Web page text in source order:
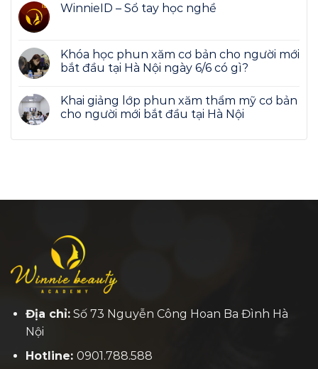
WinnieID – Sổ tay học nghề
Khóa học phun xăm cơ bản cho người mới
bắt đầu tại Hà Nội ngày 6/6 có gì?
Khai giảng lớp phun xăm thẩm mỹ cơ bản
cho người mới bắt đầu tại Hà Nội
Địa chỉ:Số 73 Nguyễn Công Hoan Ba Đình Hà
Nội
Hotline: 0901.788.588